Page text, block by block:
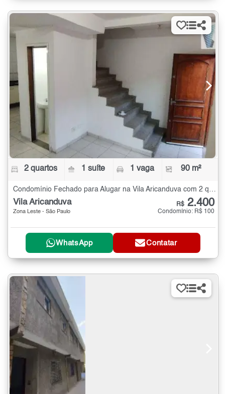
2 quartos 1 suíte 1 vaga 90 m²
Condomínio Fechado para Alugar na Vila Aricanduva com 2 quartos - 90 m²
Vila Aricanduva
Zona Leste - São Paulo
R$ 2.400
Condomínio: R$ 100
WhatsApp Contatar